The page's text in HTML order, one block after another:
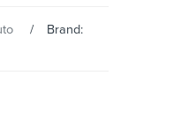
Brand: